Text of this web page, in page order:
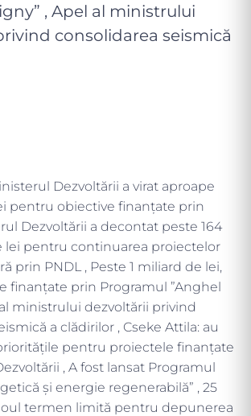
, Apel al ministrului
consolidarea seismică
Dezvoltării a virat aproape
pentru obiective finanțate prin
Dezvoltării a decontat peste 164
lei pentru continuarea proiectelor
prin PNDL , Peste 1 miliard de lei,
finanțate prin Programul ”Anghel
al ministrului dezvoltării privind
a clădirilor , Cseke Attila: au
pentru proiectele finanțate
, A fost lansat Programul
și energie regenerabilă” , 25
termen limită pentru depunerea